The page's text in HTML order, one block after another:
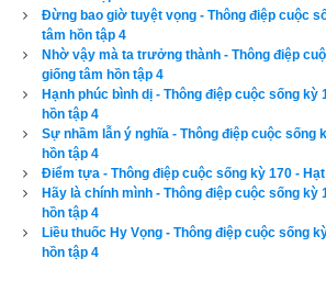
được độc giả bình chọn là phần mềm
nay. Phiên bản lịch vạn niên 2023 hoàn
không những giao diện đẹp, dễ sử
chính xác và chi tiết từng mục giúp độc
được ngày tốt, giờ đẹp để khởi sự công
để cảm nhận sự khác biệt so với các
khác.
Đừng bao giờ tuyệt vọng - Thông điệp cuộc
tâm hồn tập 4
Nhờ vậy mà ta trưởng thành - Thông điệp
giống tâm hồn tập 4
Hạnh phúc bình dị - Thông điệp cuộc sống kỳ
hồn tập 4
Sự nhầm lẫn ý nghĩa - Thông điệp cuộc sống
hồn tập 4
Điểm tựa - Thông điệp cuộc sống kỳ 170 -
Hãy là chính mình - Thông điệp cuộc sống kỳ
hồn tập 4
Liều thuốc Hy Vọng - Thông điệp cuộc sống
hồn tập 4